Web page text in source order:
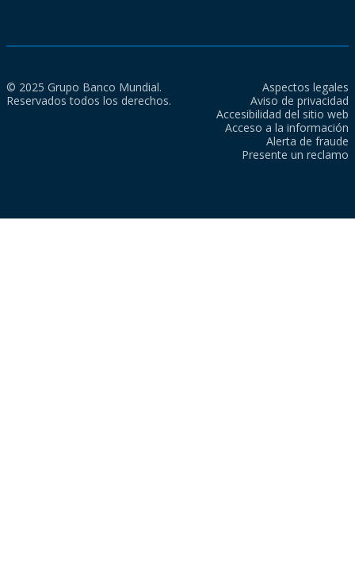
© 2025 Grupo Banco Mundial.
Reservados todos los derechos.
Aspectos legales
Aviso de privacidad
Accesibilidad del sitio web
Acceso a la información
Alerta de fraude
Presente un reclamo